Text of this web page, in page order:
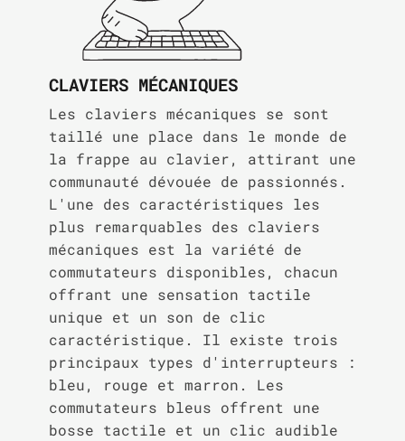
CLAVIERS MÉCANIQUES
Les claviers mécaniques se sont
taillé une place dans le monde de
la frappe au clavier, attirant une
communauté dévouée de passionnés.
L'une des caractéristiques les
plus remarquables des claviers
mécaniques est la variété de
commutateurs disponibles, chacun
offrant une sensation tactile
unique et un son de clic
caractéristique. Il existe trois
principaux types d'interrupteurs :
bleu, rouge et marron. Les
commutateurs bleus offrent une
bosse tactile et un clic audible